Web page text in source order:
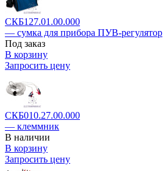
СКБ127.01.00.000
— сумка для прибора ПУВ-регулятор
Под заказ
В корзину
Запросить цену
СКБ010.27.00.000
— клеммник
В наличии
В корзину
Запросить цену